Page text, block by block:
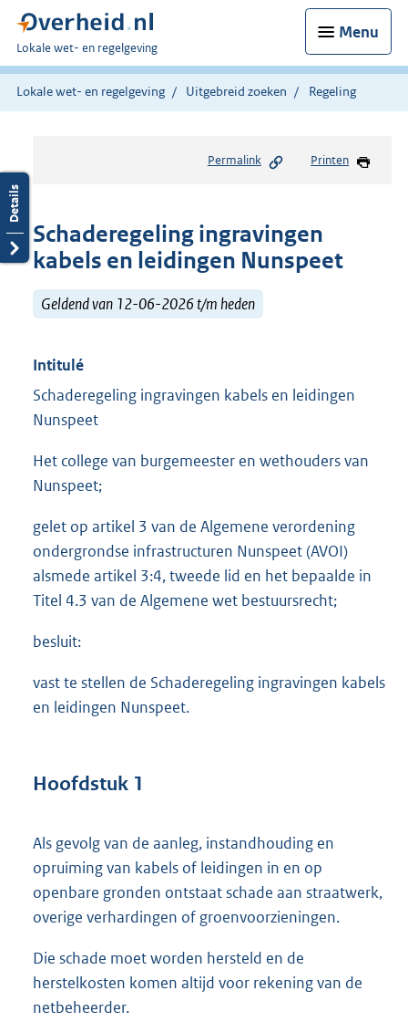
Menu
U
bent
hier:
Lokale wet- en regelgeving
Lokale wet- en regelgeving Uitgebreid zoeken Regeling
Permalink Printen
Schaderegeling ingravingen
kabels en leidingen Nunspeet
Geldend van 12-06-2026 t/m heden
Intitulé
Schaderegeling ingravingen kabels en leidingen
Nunspeet
Het college van burgemeester en wethouders van
Nunspeet;
gelet op artikel 3 van de Algemene verordening
ondergrondse infrastructuren Nunspeet (AVOI)
alsmede artikel 3:4, tweede lid en het bepaalde in
Titel 4.3 van de Algemene wet bestuursrecht;
besluit:
vast te stellen de Schaderegeling ingravingen kabels
en leidingen Nunspeet.
Hoofdstuk 1
Als gevolg van de aanleg, instandhouding en
opruiming van kabels of leidingen in en op
openbare gronden ontstaat schade aan straatwerk,
overige verhardingen of groenvoorzieningen.
Die schade moet worden hersteld en de
herstelkosten komen altijd voor rekening van de
netbeheerder.